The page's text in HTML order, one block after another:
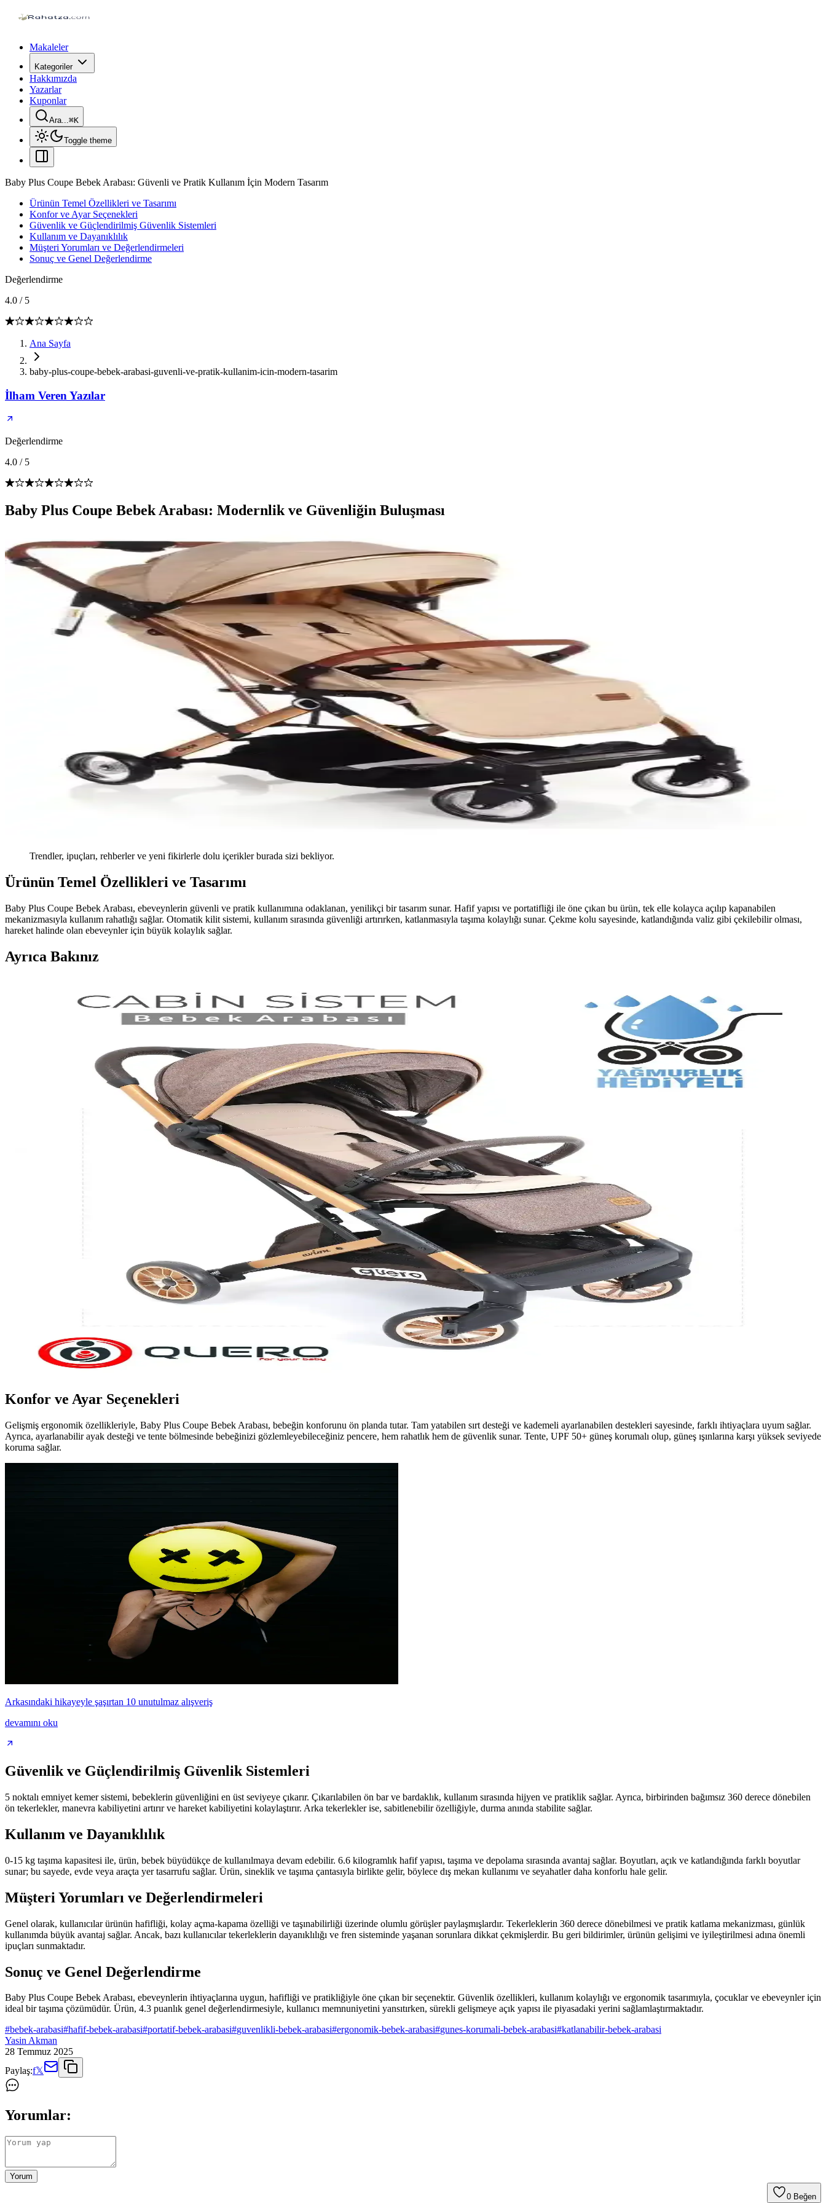
Makaleler
Kategoriler
Hakkımızda
Yazarlar
Kuponlar
Ara...⌘K
Toggle theme
Baby Plus Coupe Bebek Arabası: Güvenli ve Pratik Kullanım İçin Modern Tasarım
Ürünün Temel Özellikleri ve Tasarımı
Konfor ve Ayar Seçenekleri
Güvenlik ve Güçlendirilmiş Güvenlik Sistemleri
Kullanım ve Dayanıklılık
Müşteri Yorumları ve Değerlendirmeleri
Sonuç ve Genel Değerlendirme
Değerlendirme
4.0 / 5
Ana Sayfa
baby-plus-coupe-bebek-arabasi-guvenli-ve-pratik-kullanim-icin-modern-tasarim
İlham Veren Yazılar
Değerlendirme
4.0 / 5
Baby Plus Coupe Bebek Arabası: Modernlik ve Güvenliğin Buluşması
Trendler, ipuçları, rehberler ve yeni fikirlerle dolu içerikler burada sizi bekliyor.
Ürünün Temel Özellikleri ve Tasarımı
Baby Plus Coupe Bebek Arabası, ebeveynlerin güvenli ve pratik kullanımına odaklanan, yenilikçi bir tasarım sunar. Hafif yapısı ve portatifliği ile öne çıkan bu ürün, tek elle kolayca açılıp kapanabilen
mekanizmasıyla kullanım rahatlığı sağlar. Otomatik kilit sistemi, kullanım sırasında güvenliği artırırken, katlanmasıyla taşıma kolaylığı sunar. Çekme kolu sayesinde, katlandığında valiz gibi çekilebilir olması,
hareket halinde olan ebeveynler için büyük kolaylık sağlar.
Ayrıca Bakınız
Güvenli Bebek Arabası Tasarımı ve Güvenlik Özellikleri Hakkında Detaylı Bilgi
Güvenli bebek arabası tasarımı, güvenlik standartlarına uygunluk, sağlam yapı ve etkili fren sistemleriyle bebeğinizi kazalara karşı korur. Kullanımda dikkat edilmesi gereken detaylar ve ipuçlarıyla ebeveynlerin
Bebek Arabalarında Pratik Kullanım Özellikleri ve Güncel Trendler Hakkında Bilgi
Bebek arabalarının pratik kullanımı, katlanabilirlik, hafiflik ve manevra kabiliyeti gibi özelliklerle ebeveynlerin tercihini belirliyor. Güncel ürünlerdeki yenilikler ve kullanıcı deneyimleriyle ilgili detaylar burada.
En Uygun Bebek Arabası Modelleri ve Seçiminde Dikkat Edilmesi Gerekenler
Güvenlik, konfor ve kullanım kolaylığına odaklanan bebek arabası seçiminde dikkat edilmesi gereken temel noktalar ve en uygun modeller hakkında kapsamlı rehber.
Günlük Kullanım İçin En Uygun Bebek Arabası Seçim Rehberi
Günlük kullanım için hafif, pratik ve güvenli bebek arabası seçiminde dikkat edilmesi gereken özellikler ve modeller hakkında detaylı bilgiler sunuyoruz.
Kullanışlı Bebek Arabası Seçerken Dikkat Edilmesi Gereken Temel Özellikler ve En İyi Modeller
Güvenlik, konfor, hafiflik ve dayanıklılık gibi temel özellikleriyle kullanışlı bebek arabaları, ebeveynlerin günlük yaşamını kolaylaştırır ve bebeğin güvenliğini sağlar.
Şehirde Güvenli ve Pratik Bebek Arabası Seçimi ve Kullanım İpuçları
Şehir yaşamında bebek arabası seçerken güvenlik ve pratiklik temel önceliklerdir. Hafif, dayanıklı ve manevra kabiliyeti yüksek modeller, güvenlik özellikleriyle birlikte tercih edilmelidir.
Bebek Arabası Seçerken Dikkat Edilmesi Gerekenler ve Popüler Modellerin İncelenmesi
Bebek arabası seçiminde güvenlik, konfor ve kullanım kolaylığı ön plandadır. Markaların özelliklerini ve modellerini karşılaştırarak, ihtiyaçlara uygun en iyi seçimi yapabilirsiniz.
Günlük Hayatta Kullanılan Bebek Arabaları: Pratik ve Güvenli Seçenekler
Hafif, katlanabilir ve güvenlik özellikleriyle öne çıkan bebek arabaları, ebeveynlerin günlük yaşamını kolaylaştırır ve bebeklerin güvenliğini sağlar.
Konfor ve Ayar Seçenekleri
Gelişmiş ergonomik özellikleriyle, Baby Plus Coupe Bebek Arabası, bebeğin konforunu ön planda tutar. Tam yatabilen sırt desteği ve kademeli ayarlanabilen destekleri sayesinde, farklı ihtiyaçlara uyum sağlar.
Ayrıca, ayarlanabilir ayak desteği ve tente bölmesinde bebeğinizi gözlemleyebileceğiniz pencere, hem rahatlık hem de güvenlik sunar. Tente, UPF 50+ güneş korumalı olup, güneş ışınlarına karşı yüksek seviyede
koruma sağlar.
Arkasındaki hikayeyle şaşırtan 10 unutulmaz alışveriş
devamını oku
Güvenlik ve Güçlendirilmiş Güvenlik Sistemleri
5 noktalı emniyet kemer sistemi, bebeklerin güvenliğini en üst seviyeye çıkarır. Çıkarılabilen ön bar ve bardaklık, kullanım sırasında hijyen ve pratiklik sağlar. Ayrıca, birbirinden bağımsız 360 derece dönebilen
ön tekerlekler, manevra kabiliyetini artırır ve hareket kabiliyetini kolaylaştırır. Arka tekerlekler ise, sabitlenebilir özelliğiyle, durma anında stabilite sağlar.
Kullanım ve Dayanıklılık
0-15 kg taşıma kapasitesi ile, ürün, bebek büyüdükçe de kullanılmaya devam edebilir. 6.6 kilogramlık hafif yapısı, taşıma ve depolama sırasında avantaj sağlar. Boyutları, açık ve katlandığında farklı boyutlar
sunar; bu sayede, evde veya araçta yer tasarrufu sağlar. Ürün, sineklik ve taşıma çantasıyla birlikte gelir, böylece dış mekan kullanımı ve seyahatler daha konforlu hale gelir.
Müşteri Yorumları ve Değerlendirmeleri
Genel olarak, kullanıcılar ürünün hafifliği, kolay açma-kapama özelliği ve taşınabilirliği üzerinde olumlu görüşler paylaşmışlardır. Tekerleklerin 360 derece dönebilmesi ve pratik katlama mekanizması, günlük
kullanımda büyük avantaj sağlar. Ancak, bazı kullanıcılar tekerleklerin dayanıklılığı ve fren sisteminde yaşanan sorunlara dikkat çekmişlerdir. Bu geri bildirimler, ürünün gelişimi ve iyileştirilmesi adına önemli
ipuçları sunmaktadır.
Sonuç ve Genel Değerlendirme
Baby Plus Coupe Bebek Arabası, ebeveynlerin ihtiyaçlarına uygun, hafifliği ve pratikliğiyle öne çıkan bir seçenektir. Güvenlik özellikleri, kullanım kolaylığı ve ergonomik tasarımıyla, çocuklar ve ebeveynler için
ideal bir taşıma çözümüdür. Ürün, 4.3 puanlık genel değerlendirmesiyle, kullanıcı memnuniyetini yansıtırken, sürekli gelişmeye açık yapısı ile piyasadaki yerini sağlamlaştırmaktadır.
#bebek-arabasi#hafif-bebek-arabasi#portatif-bebek-arabasi#guvenlikli-bebek-arabasi#ergonomik-bebek-arabasi#gunes-korumali-bebek-arabasi#katlanabilir-bebek-arabasi
Yasin Akman
28 Temmuz 2025
Paylaş:f𝕏
Yorumlar:
Yorum
0 Beğen